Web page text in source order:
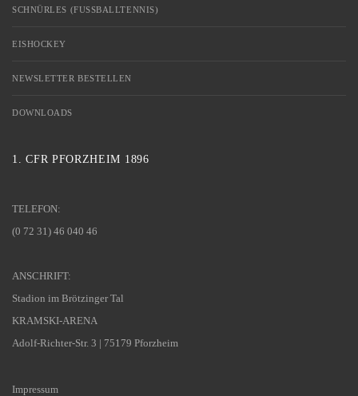
SCHNÜRLES (FUSSBALLTENNIS)
EISHOCKEY
NEWSLETTER BESTELLEN
DOWNLOADS
1. CFR PFORZHEIM 1896
TELEFON:
(0 72 31) 46 040 46
ANSCHRIFT:
Stadion im Brötzinger Tal
KRAMSKI-ARENA
Adolf-Richter-Str. 3 | 75179 Pforzheim
Impressum